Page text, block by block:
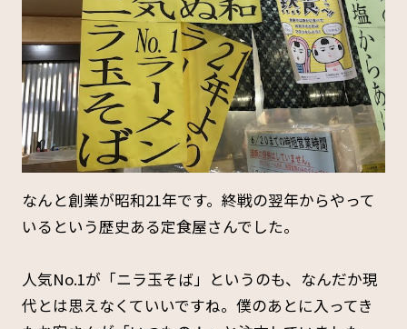
なんと創業が昭和21年です。終戦の翌年からやって
いるという歴史ある定食屋さんでした。
人気No.1が「ニラ玉そば」というのも、なんだか現
代とは思えなくていいですね。僕のあとに入ってき